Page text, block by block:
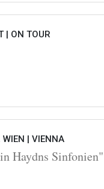
| ON TOUR
| VIENNA
Haydns Sinfonien"